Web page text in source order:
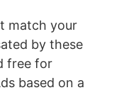
match your
by these
free for
based on a